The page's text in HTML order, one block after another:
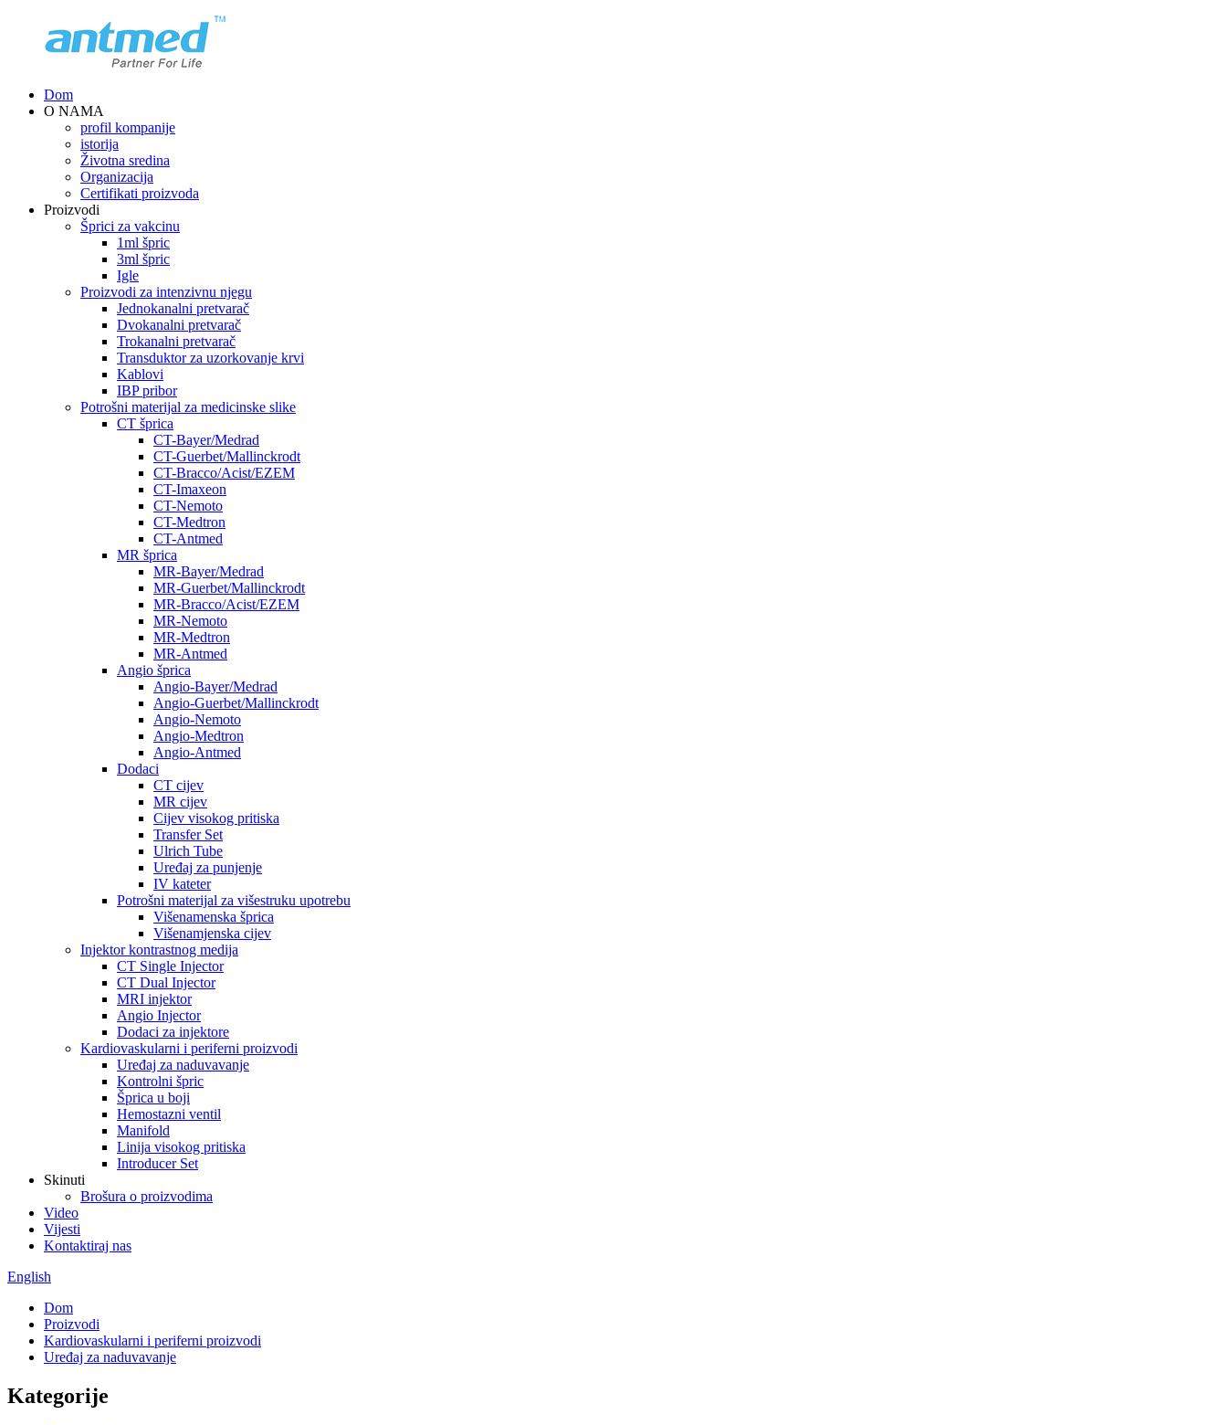
Dom
O NAMA
profil kompanije
istorija
Životna sredina
Organizacija
Certifikati proizvoda
Proizvodi
Šprici za vakcinu
1ml špric
3ml špric
Igle
Proizvodi za intenzivnu njegu
Jednokanalni pretvarač
Dvokanalni pretvarač
Trokanalni pretvarač
Transduktor za uzorkovanje krvi
Kablovi
IBP pribor
Potrošni materijal za medicinske slike
CT šprica
CT-Bayer/Medrad
CT-Guerbet/Mallinckrodt
CT-Bracco/Acist/EZEM
CT-Imaxeon
CT-Nemoto
CT-Medtron
CT-Antmed
MR šprica
MR-Bayer/Medrad
MR-Guerbet/Mallinckrodt
MR-Bracco/Acist/EZEM
MR-Nemoto
MR-Medtron
MR-Antmed
Angio šprica
Angio-Bayer/Medrad
Angio-Guerbet/Mallinckrodt
Angio-Nemoto
Angio-Medtron
Angio-Antmed
Dodaci
CT cijev
MR cijev
Cijev visokog pritiska
Transfer Set
Ulrich Tube
Uređaj za punjenje
IV kateter
Potrošni materijal za višestruku upotrebu
Višenamenska šprica
Višenamjenska cijev
Injektor kontrastnog medija
CT Single Injector
CT Dual Injector
MRI injektor
Angio Injector
Dodaci za injektore
Kardiovaskularni i periferni proizvodi
Uređaj za naduvavanje
Kontrolni špric
Šprica u boji
Hemostazni ventil
Manifold
Linija visokog pritiska
Introducer Set
Skinuti
Brošura o proizvodima
Video
Vijesti
Kontaktiraj nas
English
Dom
Proizvodi
Kardiovaskularni i periferni proizvodi
Uređaj za naduvavanje
Kategorije